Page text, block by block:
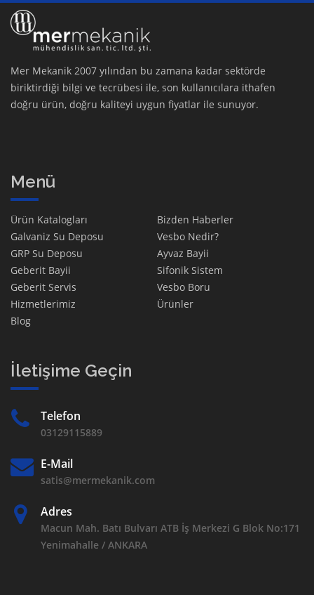
Mer Mekanik 2007 yılından bu zamana kadar sektörde
biriktirdiği bilgi ve tecrübesi ile, son kullanıcılara ithafen
doğru ürün, doğru kaliteyi uygun fiyatlar ile sunuyor.
Menü
Ürün Katalogları
Bizden Haberler
Galvaniz Su Deposu
Vesbo Nedir?
GRP Su Deposu
Ayvaz Bayii
Geberit Bayii
Sifonik Sistem
Geberit Servis
Vesbo Boru
Hizmetlerimiz
Ürünler
Blog
İletişime Geçin
Telefon
03129115889
E-Mail
satis@mermekanik.com
Adres
Macun Mah. Batı Bulvarı ATB İş Merkezi G Blok No:171
Yenimahalle / ANKARA